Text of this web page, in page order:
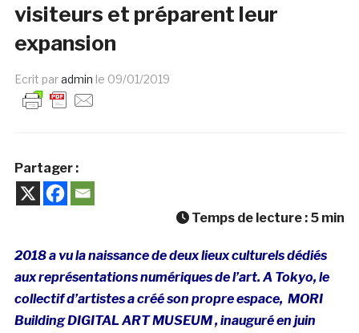
visiteurs et préparent leur
expansion
Ecrit paradmin le 09/01/2019
Partager :
Temps de lecture : 5 min
2018 a vu la naissance de deux lieux culturels dédiés
aux représentations numériques de l’art. A Tokyo, le
collectif d’artistes a créé son propre espace, MORI
Building DIGITAL ART MUSEUM , inauguré en juin